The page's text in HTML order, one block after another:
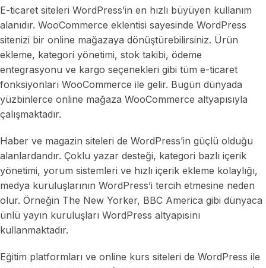
E-ticaret siteleri WordPress’in en hızlı büyüyen kullanım
alanıdır. WooCommerce eklentisi sayesinde WordPress
sitenizi bir online mağazaya dönüştürebilirsiniz. Ürün
ekleme, kategori yönetimi, stok takibi, ödeme
entegrasyonu ve kargo seçenekleri gibi tüm e-ticaret
fonksiyonları WooCommerce ile gelir. Bugün dünyada
yüzbinlerce online mağaza WooCommerce altyapısıyla
çalışmaktadır.
Haber ve magazin siteleri de WordPress’in güçlü olduğu
alanlardandır. Çoklu yazar desteği, kategori bazlı içerik
yönetimi, yorum sistemleri ve hızlı içerik ekleme kolaylığı,
medya kuruluşlarının WordPress’i tercih etmesine neden
olur. Örneğin The New Yorker, BBC America gibi dünyaca
ünlü yayın kuruluşları WordPress altyapısını
kullanmaktadır.
Eğitim platformları ve online kurs siteleri de WordPress ile